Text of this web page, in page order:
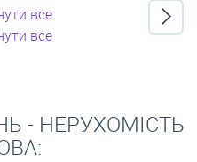
все
все
- НЕРУХОМІСТЬ